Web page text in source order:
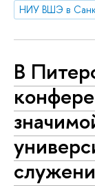
НИУ ВШЭ в
В